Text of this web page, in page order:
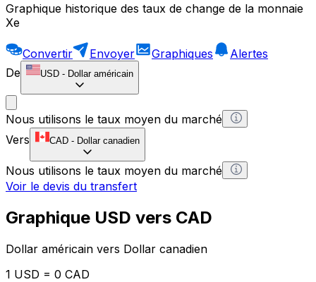
Graphique historique des taux de change de la monnaie
Xe
Convertir Envoyer Graphiques
Alertes
De
USD - Dollar américain
Nous utilisons le taux moyen du marché
Vers
CAD - Dollar canadien
Nous utilisons le taux moyen du marché
Voir le devis du transfert
Graphique USD vers CAD
Dollar américain vers Dollar canadien
1 USD = 0 CAD